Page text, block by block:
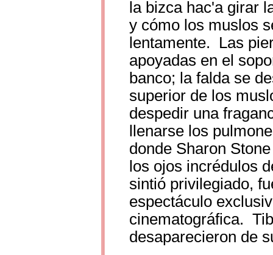
la bizca hac'a girar
y cómo los muslos
lentamente. Las
apoyadas en el
banco; la falda se
superior de los
despedir una
llenarse los
donde Sharon
los ojos incrédulos
sintió privilegiado,
espectáculo
cinematográfica.
desaparecieron de